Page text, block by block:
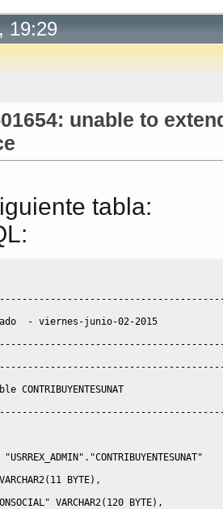
19:29
unable to
tabla:
- viernes-junio-02-2015
"USRREX_ADMIN" . "CONTRIBUYENTESUNAT"
VARCHAR2( 11 BYTE) ,
VARCHAR2( 120 BYTE) ,